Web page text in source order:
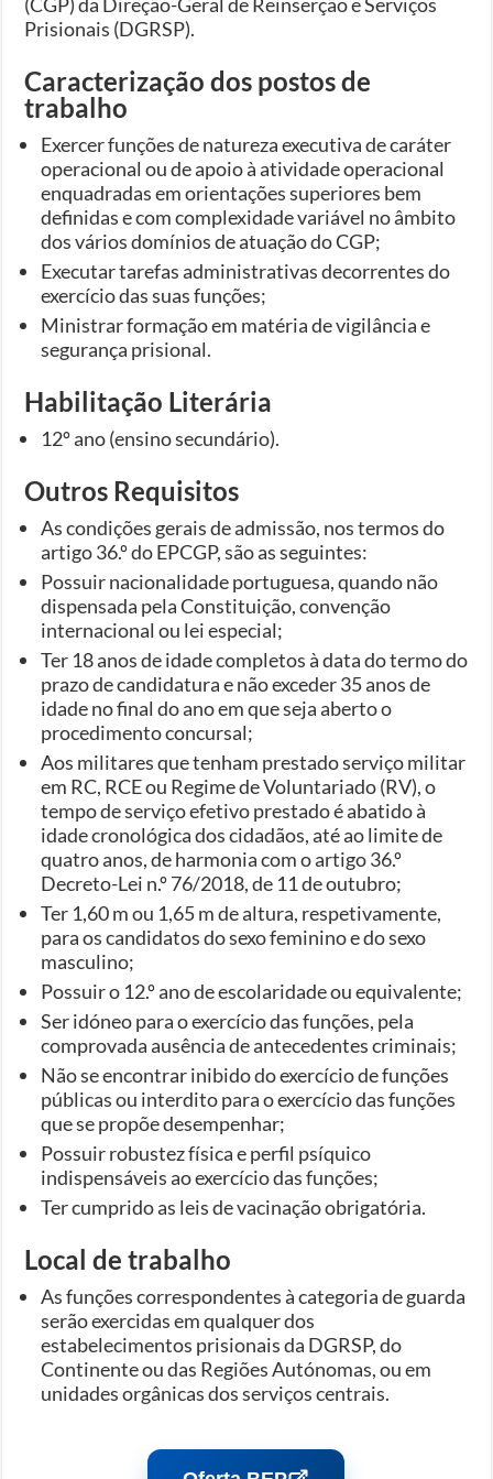
Prisionais (DGRSP).
Caracterização dos postos de
trabalho
Exercer funções de natureza executiva de caráter
operacional ou de apoio à atividade operacional
enquadradas em orientações superiores bem
definidas e com complexidade variável no âmbito
dos vários domínios de atuação do CGP;
Executar tarefas administrativas decorrentes do
exercício das suas funções;
Ministrar formação em matéria de vigilância e
segurança prisional.
Habilitação Literária
12º ano (ensino secundário).
Outros Requisitos
As condições gerais de admissão, nos termos do
artigo 36.º do EPCGP, são as seguintes:
Possuir nacionalidade portuguesa, quando não
dispensada pela Constituição, convenção
internacional ou lei especial;
Ter 18 anos de idade completos à data do termo do
prazo de candidatura e não exceder 35 anos de
idade no final do ano em que seja aberto o
procedimento concursal;
Aos militares que tenham prestado serviço militar
em RC, RCE ou Regime de Voluntariado (RV), o
tempo de serviço efetivo prestado é abatido à
idade cronológica dos cidadãos, até ao limite de
quatro anos, de harmonia com o artigo 36.º
Decreto-Lei n.º 76/2018, de 11 de outubro;
Ter 1,60 m ou 1,65 m de altura, respetivamente,
para os candidatos do sexo feminino e do sexo
masculino;
Possuir o 12.º ano de escolaridade ou equivalente;
Ser idóneo para o exercício das funções, pela
comprovada ausência de antecedentes criminais;
Não se encontrar inibido do exercício de funções
públicas ou interdito para o exercício das funções
que se propõe desempenhar;
Possuir robustez física e perfil psíquico
indispensáveis ao exercício das funções;
Ter cumprido as leis de vacinação obrigatória.
Local de trabalho
As funções correspondentes à categoria de guarda
serão exercidas em qualquer dos
estabelecimentos prisionais da DGRSP, do
Continente ou das Regiões Autónomas, ou em
unidades orgânicas dos serviços centrais.